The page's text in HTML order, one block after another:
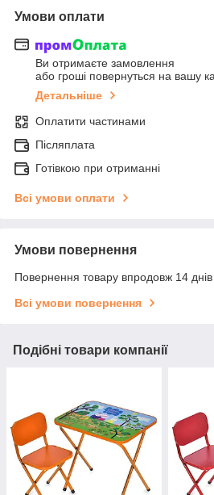
Умови оплати
Ви отримаєте замовлення
або гроші повернуться на вашу
Детальніше
Оплатити частинами
Післяплата
Готівкою при отриманні
Всі умови оплати
Умови повернення
Повернення товару впродовж 14
Всі умови повернення
Подібні товари компанії